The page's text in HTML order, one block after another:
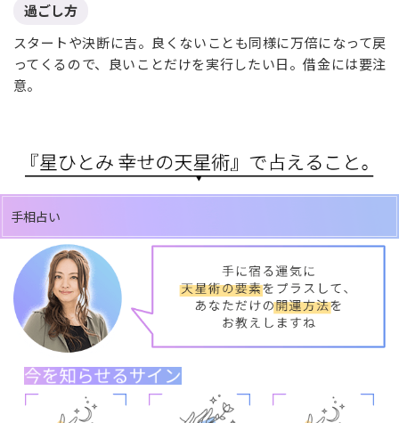
過ごし方
スタートや決断に吉。良くないことも同様に万倍になって戻
ってくるので、良いことだけを実行したい日。借金には要注
意。
手相占い